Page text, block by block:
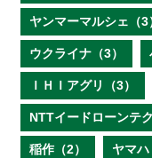
ヤンマーマルシェ（3
ウクライナ（3）
ＩＨＩアグリ（3）
NTTイードローンテ
稲作（2） ヤマハ